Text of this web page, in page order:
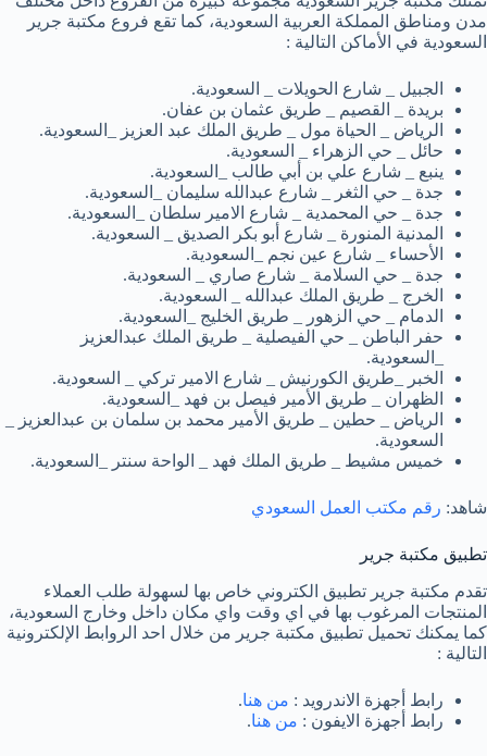
مدن ومناطق المملكة العربية السعودية، كما تقع فروع مكتبة جرير
السعودية في الأماكن التالية :
الجبيل _ شارع الحويلات _ السعودية.
بريدة _ القصيم _ طريق عثمان بن عفان.
الرياض _ الحياة مول _ طريق الملك عبد العزيز _السعودية.
حائل _ حي الزهراء _ السعودية.
ينبع _ شارع علي بن أبي طالب _السعودية.
جدة _ حي الثغر _ شارع عبدالله سليمان _السعودية.
جدة _ حي المحمدية _ شارع الامير سلطان _السعودية.
المدنية المنورة _ شارع أبو بكر الصديق _ السعودية.
الأحساء _ شارع عين نجم _السعودية.
جدة _ حي السلامة _ شارع صاري _ السعودية.
الخرج _ طريق الملك عبدالله _ السعودية.
الدمام _ حي الزهور _ طريق الخليج _السعودية.
حفر الباطن _ حي الفيصلية _ طريق الملك عبدالعزيز
_السعودية.
الخبر _طريق الكورنيش _ شارع الامير تركي _ السعودية.
الظهران _ طريق الأمير فيصل بن فهد _السعودية.
الرياض _ حطين _ طريق الأمير محمد بن سلمان بن عبدالعزيز _
السعودية.
خميس مشيط _ طريق الملك فهد _ الواحة سنتر _السعودية.
شاهد: رقم مكتب العمل السعودي
تطبيق مكتبة جرير
تقدم مكتبة جرير تطبيق الكتروني خاص بها لسهولة طلب العملاء
المنتجات المرغوب بها في اي وقت واي مكان داخل وخارج السعودية،
كما يمكنك تحميل تطبيق مكتبة جرير من خلال احد الروابط الإلكترونية
التالية :
رابط أجهزة الاندرويد : من هنا.
رابط أجهزة الايفون : من هنا.